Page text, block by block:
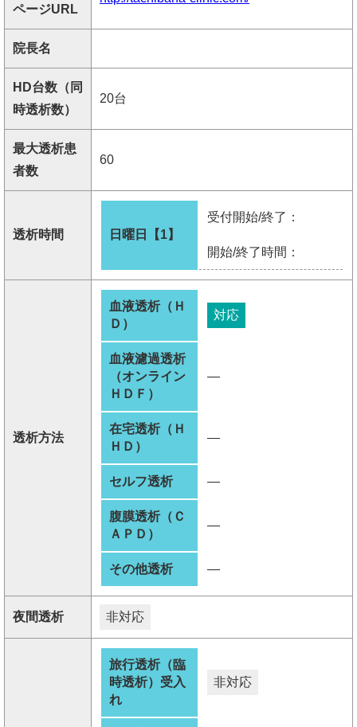
ページURL
院長名
HD台数（同
時透析数）
20台
最大透析患
者数
60
透析時間 日曜日【1】
受付開始/終了：
開始/終了時間：
透析方法
血液透析（Ｈ
Ｄ）
対応
血液濾過透析
（オンライン
ＨＤＦ）
―
在宅透析（Ｈ
ＨＤ）
―
セルフ透析 ―
腹膜透析（Ｃ
ＡＰＤ）
―
その他透析 ―
夜間透析 非対応
旅行透析（臨
時透析）受入
れ
非対応